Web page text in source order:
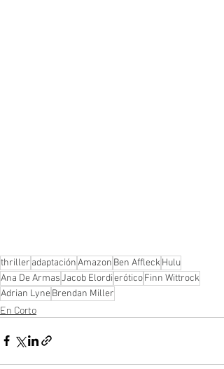
thriller adaptaciónAmazon Ben AffleckHulu
Ana De ArmasJacob ElordieróticoFinn Wittrock
Adrian LyneBrendan Miller
En Corto